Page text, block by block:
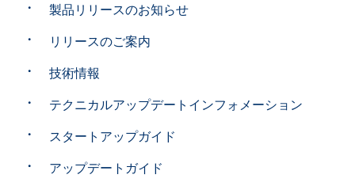
製品リリースのお知らせ
リリースのご案内
技術情報
テクニカルアップデートインフォメーション
スタートアップガイド
アップデートガイド